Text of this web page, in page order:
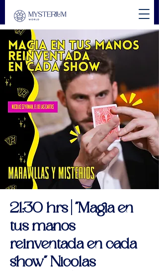
21:30 hrs | "Magia en
tus manos
reinventada en cada
show" Nicolas